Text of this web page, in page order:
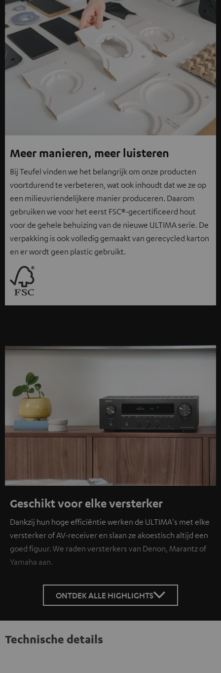
Meer manieren, meer luisteren
Bij Teufel vinden we het belangrijk om onze producten
voortdurend te verbeteren, wat ook inhoudt dat we ze op
een milieuvriendelijkere manier produceren. Daarom
gebruiken we voor het eerst FSC®-gecertificeerd hout
voor de gehele behuizing van de nieuwe ULTIMA serie. De
verpakking is ook volledig gemaakt van gerecycled karton
en er wordt geen plastic gebruikt.
Geschikt voor elke versterker
Dankzij hun hoge efficiëntie werken de ULTIMA's met elke
versterker of AV-receiver en slaan ze akoestisch altijd een
goed figuur. We raden versterkers van Denon, Marantz of
Yamaha aan.
ONTDEK ALLE HIGHLIGHTS
Technische details